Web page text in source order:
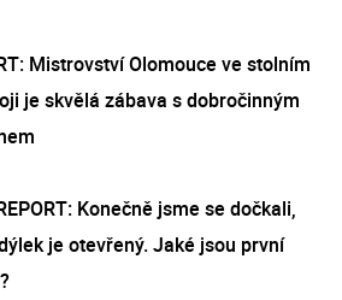
Mistrovství Olomouce ve stolním
je skvělá zábava s dobročinným
Konečně jsme se dočkali,
je otevřený. Jaké jsou první